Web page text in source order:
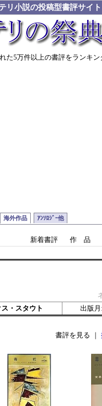
リ小説の投稿型書評サイト
た5万件以上の書評をランキン
海外作品 ｱﾝｿﾛｼﾞｰ他
新着書評 作 品
ス・スタウト
出版月:
書評を見る ｜